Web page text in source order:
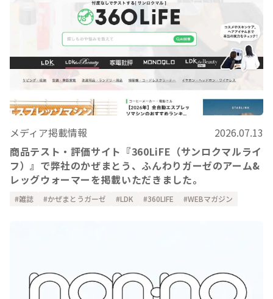
メディア掲載情報
2026.07.13
商品テスト・評価サイト『360LiFE（サンロクマルライ
フ）』で弊社のかぜまとう、ふんわりガーゼのアーム&
レッグウォーマーを掲載いただきました。
雑誌 かぜまとうガーゼ LDK 360LIFE WEBマガジン